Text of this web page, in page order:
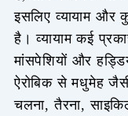
इसलिए व्यायाम और
है। व्यायाम कई
मांसपेशियों और
ऐरोबिक से मधुमेह
चलना, तैरना,